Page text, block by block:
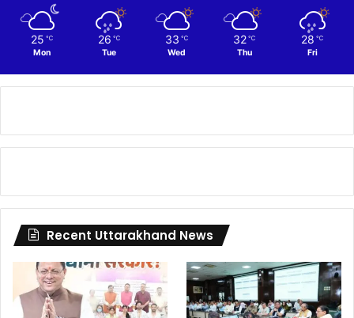
25 ℃
Mon
26 ℃
Tue
33 ℃
Wed
32 ℃
Thu
28 ℃
Fri
Recent Uttarakhand News